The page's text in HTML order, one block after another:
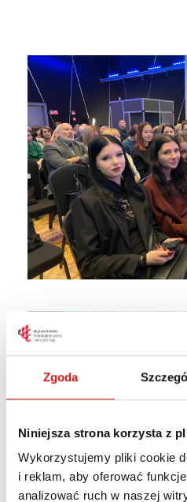
Zgoda
Niniejsza strona korzysta z
Wykorzystujemy pliki cookie
i reklam, aby oferować
analizować ruch w naszej